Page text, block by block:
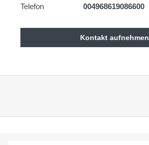
Telefon
004968619086600
Kontakt aufnehmen